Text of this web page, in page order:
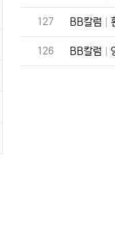
번호
127 BB칼럼
번호
126 BB칼럼